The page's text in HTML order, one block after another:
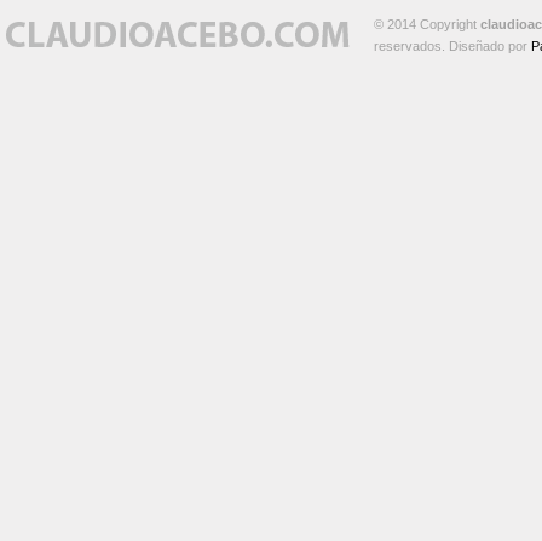
© 2014 Copyright
reservados. Diseñado por